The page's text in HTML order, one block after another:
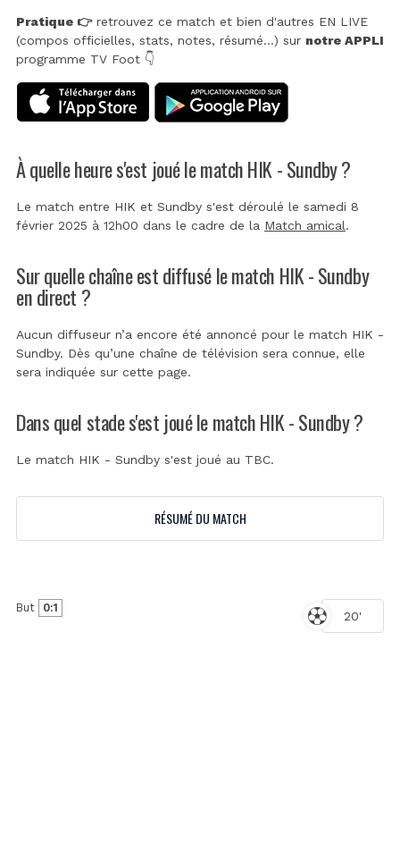
Pratique 👉retrouvez ce match et bien d'autres EN LIVE
(compos officielles, stats, notes, résumé...) sur notre APPLI
programme TV Foot 👇
À quelle heure s'est joué le match HIK - Sundby ?
Le match entre HIK et Sundby s'est déroulé le samedi 8
février 2025 à 12h00 dans le cadre de la Match amical.
Sur quelle chaîne est diffusé le match HIK - Sundby
en direct ?
Aucun diffuseur n’a encore été annoncé pour le match HIK -
Sundby. Dès qu’une chaîne de télévision sera connue, elle
sera indiquée sur cette page.
Dans quel stade s'est joué le match HIK - Sundby ?
Le match HIK - Sundby s'est joué au TBC.
RÉSUMÉ DU MATCH
20'
But 0:1